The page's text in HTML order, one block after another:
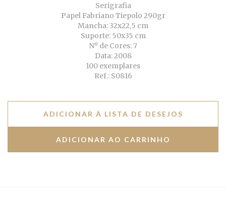
Serigrafia
Papel Fabriano Tiepolo 290gr
Mancha: 32x22,5 cm
Suporte: 50x35 cm
Nº de Cores: 7
Data: 2008
100 exemplares
Ref.: S0816
ADICIONAR À LISTA DE DESEJOS